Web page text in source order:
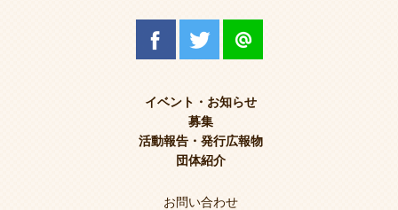
イベント・お知らせ
募集
活動報告・発行広報物
団体紹介
お問い合わせ